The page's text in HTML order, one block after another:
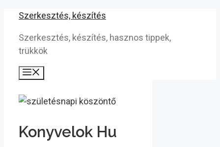
Kilépés
tartalomba
Szerkesztés, készítés
Szerkesztés, készítés, hasznos tippek,
trükkök
Konyvelok Hu